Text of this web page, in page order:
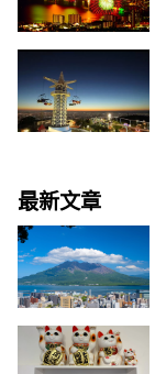
最新文章